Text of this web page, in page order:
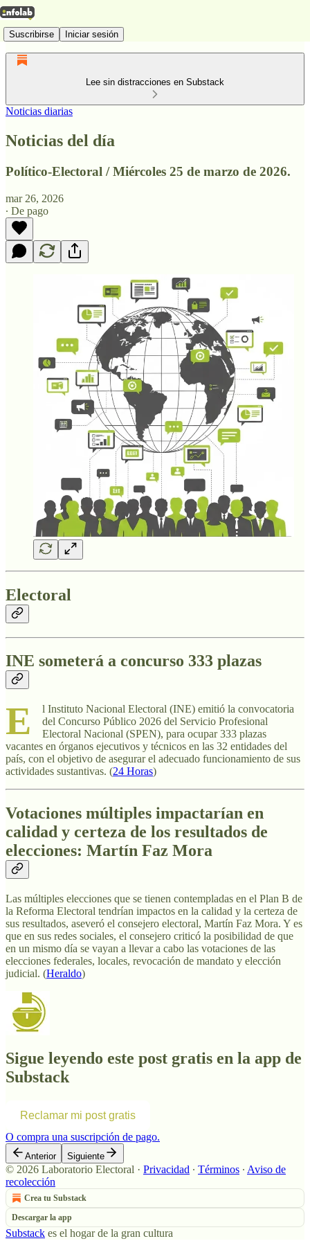
Suscribirse Iniciar sesión
Lee sin distracciones en Substack
Noticias diarias
Noticias del día
Político-Electoral / Miércoles 25 de marzo de 2026.
mar 26, 2026
∙ De pago
Electoral
INE someterá a concurso 333 plazas
E
l Instituto Nacional Electoral (INE) emitió la convocatoria
del Concurso Público 2026 del Servicio Profesional
Electoral Nacional (SPEN), para ocupar 333 plazas
vacantes en órganos ejecutivos y técnicos en las 32 entidades del
país, con el objetivo de asegurar el adecuado funcionamiento de sus
actividades sustantivas. (24 Horas)
Votaciones múltiples impactarían en
calidad y certeza de los resultados de
elecciones: Martín Faz Mora
Las múltiples elecciones que se tienen contempladas en el Plan B de
la Reforma Electoral tendrían impactos en la calidad y la certeza de
sus resultados, aseveró el consejero electoral, Martín Faz Mora. Y es
que en sus redes sociales, el consejero criticó la posibilidad de que
en un mismo día se vayan a llevar a cabo las votaciones de las
elecciones federales, locales, revocación de mandato y elección
judicial. (Heraldo)
Sigue leyendo este post gratis en la app de
Substack
Reclamar mi post gratis
O compra una suscripción de pago.
Anterior Siguiente
© 2026 Laboratorio Electoral · Privacidad ∙ Términos ∙ Aviso de
recolección
Crea tu Substack
Descargar la app
Substack es el hogar de la gran cultura